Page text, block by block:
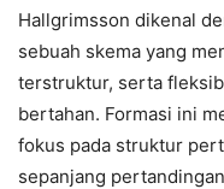
Hallgrimsson dikenal
sebuah skema yang
terstruktur, serta
bertahan. Formasi ini
fokus pada struktur
sepanjang